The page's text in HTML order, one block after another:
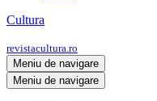
Cultura
revistacultura.ro
Meniu de navigare
Meniu de navigare